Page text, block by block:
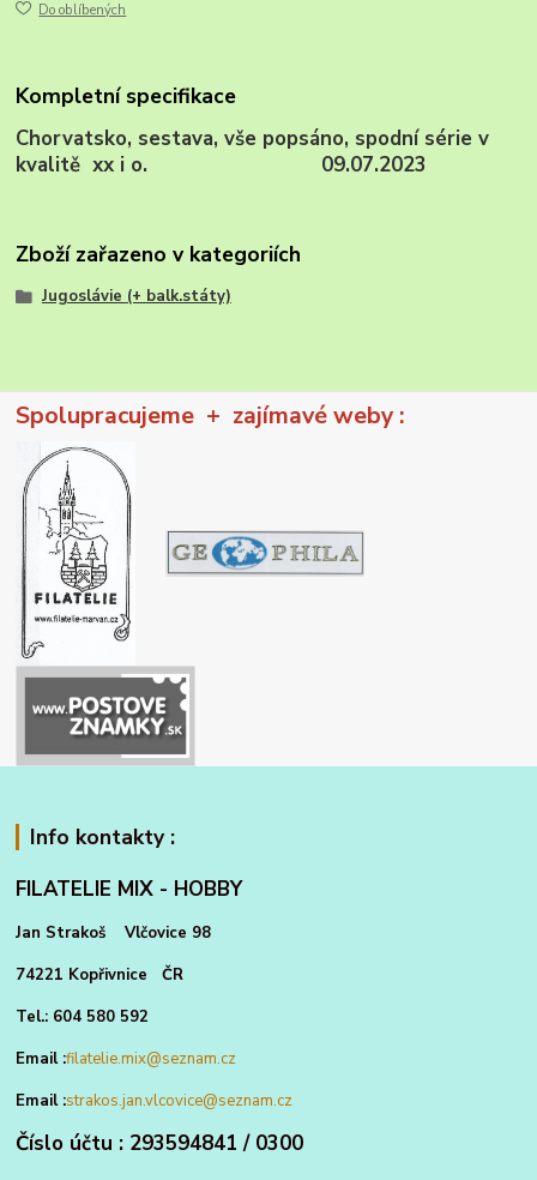
Do oblíbených
Kompletní specifikace
Chorvatsko, sestava, vše popsáno, spodní série v
kvalitě xx i o. 09.07.2023
Zboží zařazeno v kategoriích
Jugoslávie (+ balk.státy)
Spolupracujeme + zajímavé weby :
Info kontakty :
FILATELIE MIX - HOBBY
Jan Strakoš Vlčovice 98
74221 Kopřivnice ČR
Tel.: 604 580 592
Email :filatelie.mix@seznam.cz
Email :strakos.jan.vlcovice@seznam.cz
Číslo účtu : 293594841 / 0300